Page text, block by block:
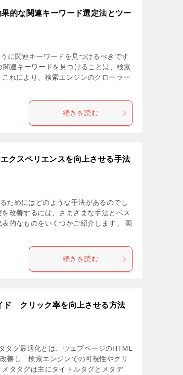
的な関連キーワード選定法とツー
に関連キーワードを見つけるべきです
連キーワードを見つけることは、検索
れにより、検索エンジンのクローラー
続きを読む
クスペリエンスを向上させる手法
ためにはどのような手法があるのでし
改善するには、さまざまな手法とベス
的なものをいくつかご紹介します。 画
続きを読む
ド クリック率を向上させる方法
タグ最適化とは、ウェブページのHTML
善し、検索エンジンでの可視性やクリ
タタグは主にタイトルタグとメタデ